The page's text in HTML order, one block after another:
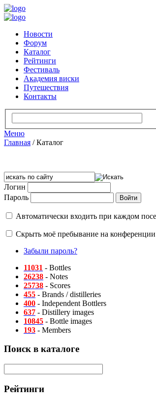
Новости
Форум
Каталог
Рейтинги
Фестиваль
Академия виски
Путешествия
Контакты
Меню
Главная /Каталог
Логин
Пароль
Автоматически входить при каждом
Скрыть моё пребывание на конференции
Забыли пароль?
11031 - Bottles
26238 - Notes
25738 - Scores
455 - Brands / distilleries
400 - Independent Bottlers
637 - Distillery images
10845 - Bottle images
193 - Members
Поиск в каталоге
Рейтинги